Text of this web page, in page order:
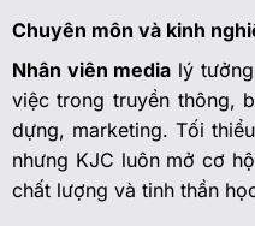
Chuyên môn và kinh
Nhân viên media lý
việc trong truyền thông,
dựng, marketing. Tối
nhưng KJC luôn mở cơ
chất lượng và tinh thần